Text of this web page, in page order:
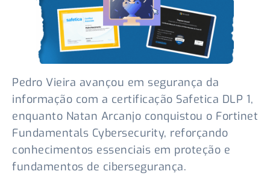
Pedro Vieira avançou em segurança da
informação com a certificação Safetica DLP 1,
enquanto Natan Arcanjo conquistou o Fortinet
Fundamentals Cybersecurity, reforçando
conhecimentos essenciais em proteção e
fundamentos de cibersegurança.